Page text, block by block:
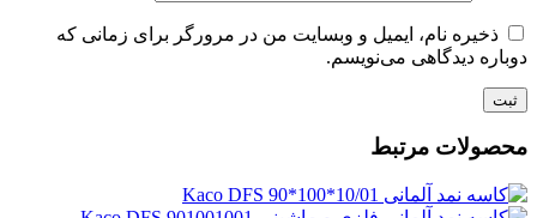
ذخیره نام، ایمیل و وبسایت من در مرورگر برای زمانی که
دوباره دیدگاهی می‌نویسم.
محصولات مرتبط